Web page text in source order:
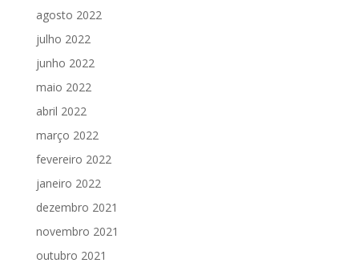
agosto 2022
julho 2022
junho 2022
maio 2022
abril 2022
março 2022
fevereiro 2022
janeiro 2022
dezembro 2021
novembro 2021
outubro 2021